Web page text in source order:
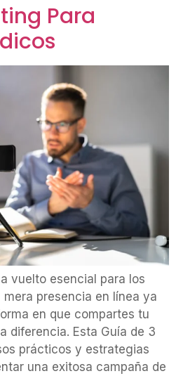
Para
vuelto esencial para los
presencia en línea ya
en que compartes tu
diferencia. Esta Guía de 3
prácticos y estrategias
una exitosa campaña de